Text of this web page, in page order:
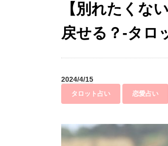
【別れたくな
戻せる？-タロ
2024/4/15
タロット占い 恋愛占い